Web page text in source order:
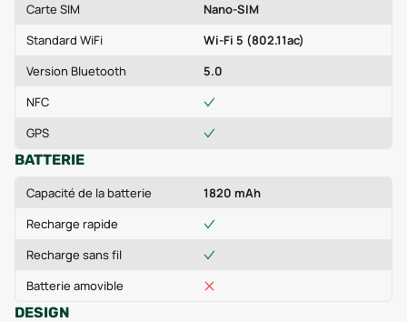
Carte SIM
Nano-SIM
Standard WiFi
Wi-Fi 5 (802.11ac)
Version Bluetooth
5.0
NFC
GPS
BATTERIE
Capacité de la batterie
1820 mAh
Recharge rapide
Recharge sans fil
Batterie amovible
DESIGN